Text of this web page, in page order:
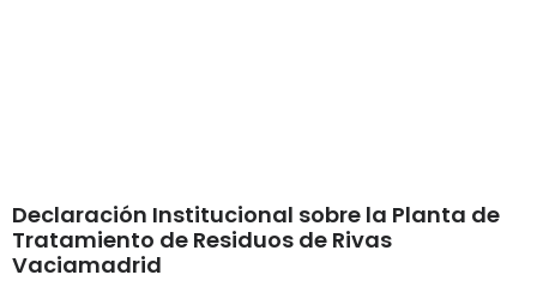
Declaración Institucional sobre la Planta de
Tratamiento de Residuos de Rivas
Vaciamadrid